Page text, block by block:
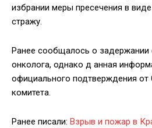
избрании меры пресечения в
стражу.
Ранее сообщалось о задержании
онколога, однако д анная
официального подтверждения от
комитета.
Ранее писали: Взрыв и пожар в